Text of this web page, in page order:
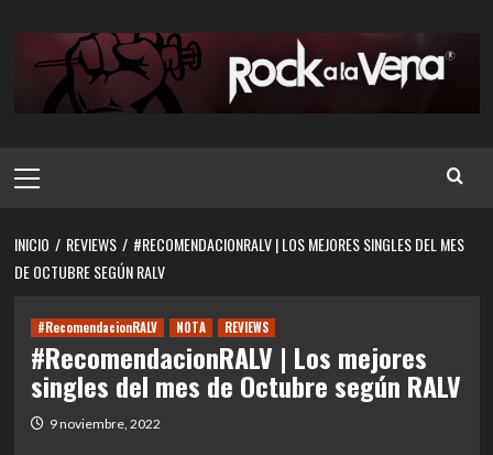
contenido
principal
INICIO REVIEWS
#RECOMENDACIONRALV | LOS MEJORES SINGLES DEL MES
DE OCTUBRE SEGÚN RALV
#RecomendacionRALV NOTA REVIEWS
#RecomendacionRALV | Los mejores
singles del mes de Octubre según RALV
9 noviembre, 2022